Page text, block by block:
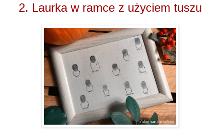
2. Laurka w ramce z użyciem tuszu